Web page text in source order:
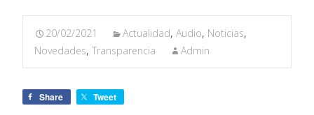
20/02/2021 Actualidad, Audio, Noticias,
Novedades, Transparencia Admin
Share Tweet